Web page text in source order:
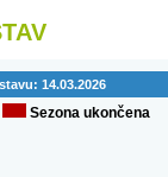
14.03.2026
Sezona ukončena